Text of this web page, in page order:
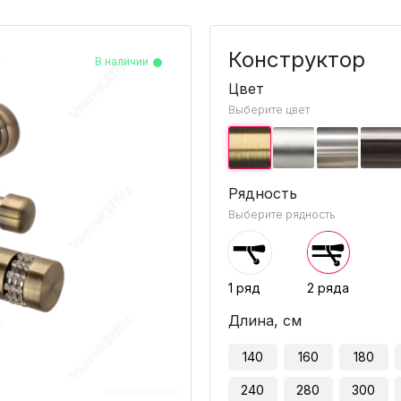
В наличии
В наличии
В наличии
В наличии
В наличии
В наличии
В наличии
В наличии
В наличии Конструктор
Цвет
Выберите цвет
Рядность
Выберите рядность
1 ряд 2 ряда
Длина, см
140 160 180
240 280 300